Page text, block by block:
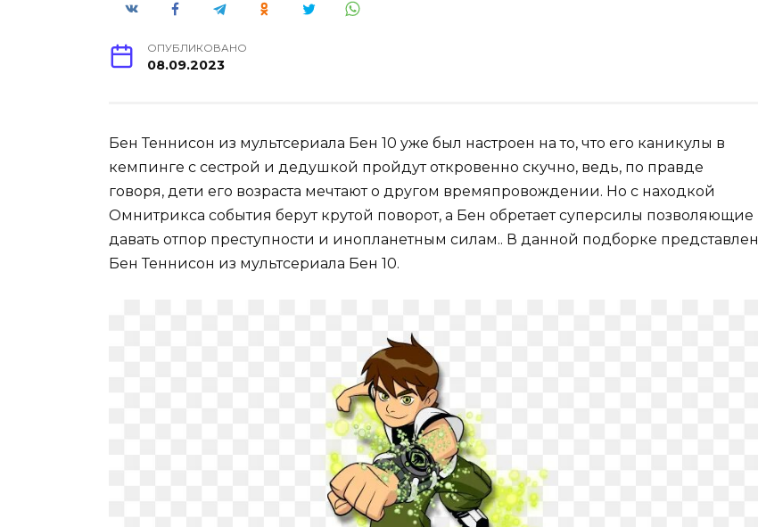
ОПУБЛИКОВАНО
08.09.2023
Бен Теннисон из мультсериала Бен 10 уже был настроен на то, что его каникулы в
кемпинге с сестрой и дедушкой пройдут откровенно скучно, ведь, по правде
говоря, дети его возраста мечтают о другом времяпровождении. Но с находкой
Омнитрикса события берут крутой поворот, а Бен обретает суперсилы позволяющие
давать отпор преступности и инопланетным силам.. В данной подборке представлен
Бен Теннисон из мультсериала Бен 10.